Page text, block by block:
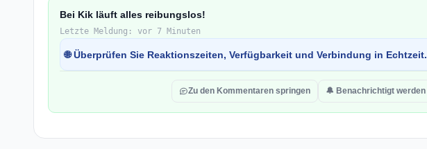
Bei Kik läuft alles reibungslos!
Letzte Meldung: vor 7 Minuten
🌐 Überprüfen Sie Reaktionszeiten, Verfügbarkeit und Verbindung in Echtzeit.
Zu den Kommentaren springen 🔔 Benachrichtigt werden